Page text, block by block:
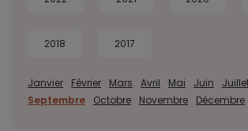
2018 2017
Janvier Février Mars Avril Mai Juin
Septembre
Octobre Novembre Décembre